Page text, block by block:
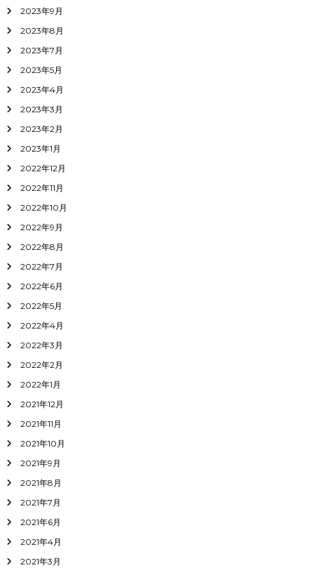
2023年9月
2023年8月
2023年7月
2023年5月
2023年4月
2023年3月
2023年2月
2023年1月
2022年12月
2022年11月
2022年10月
2022年9月
2022年8月
2022年7月
2022年6月
2022年5月
2022年4月
2022年3月
2022年2月
2022年1月
2021年12月
2021年11月
2021年10月
2021年9月
2021年8月
2021年7月
2021年6月
2021年4月
2021年3月